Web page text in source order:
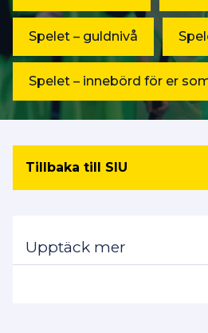
Spelet – guldnivå
Spelet – innebörd för er
Tillbaka till SIU
Upptäck mer